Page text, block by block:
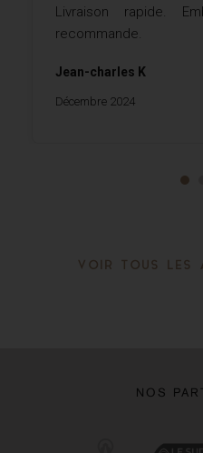
Livraison rapide.
recommande.
Jean-charles K
Décembre 2024
VOIR TOUS LES
NOS